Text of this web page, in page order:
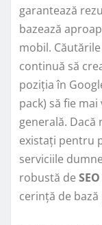
garantează
bazează
mobil.
continuă să
poziția în
pack) să fie
generală.
existați pentru
serviciile
robustă de
cerință de